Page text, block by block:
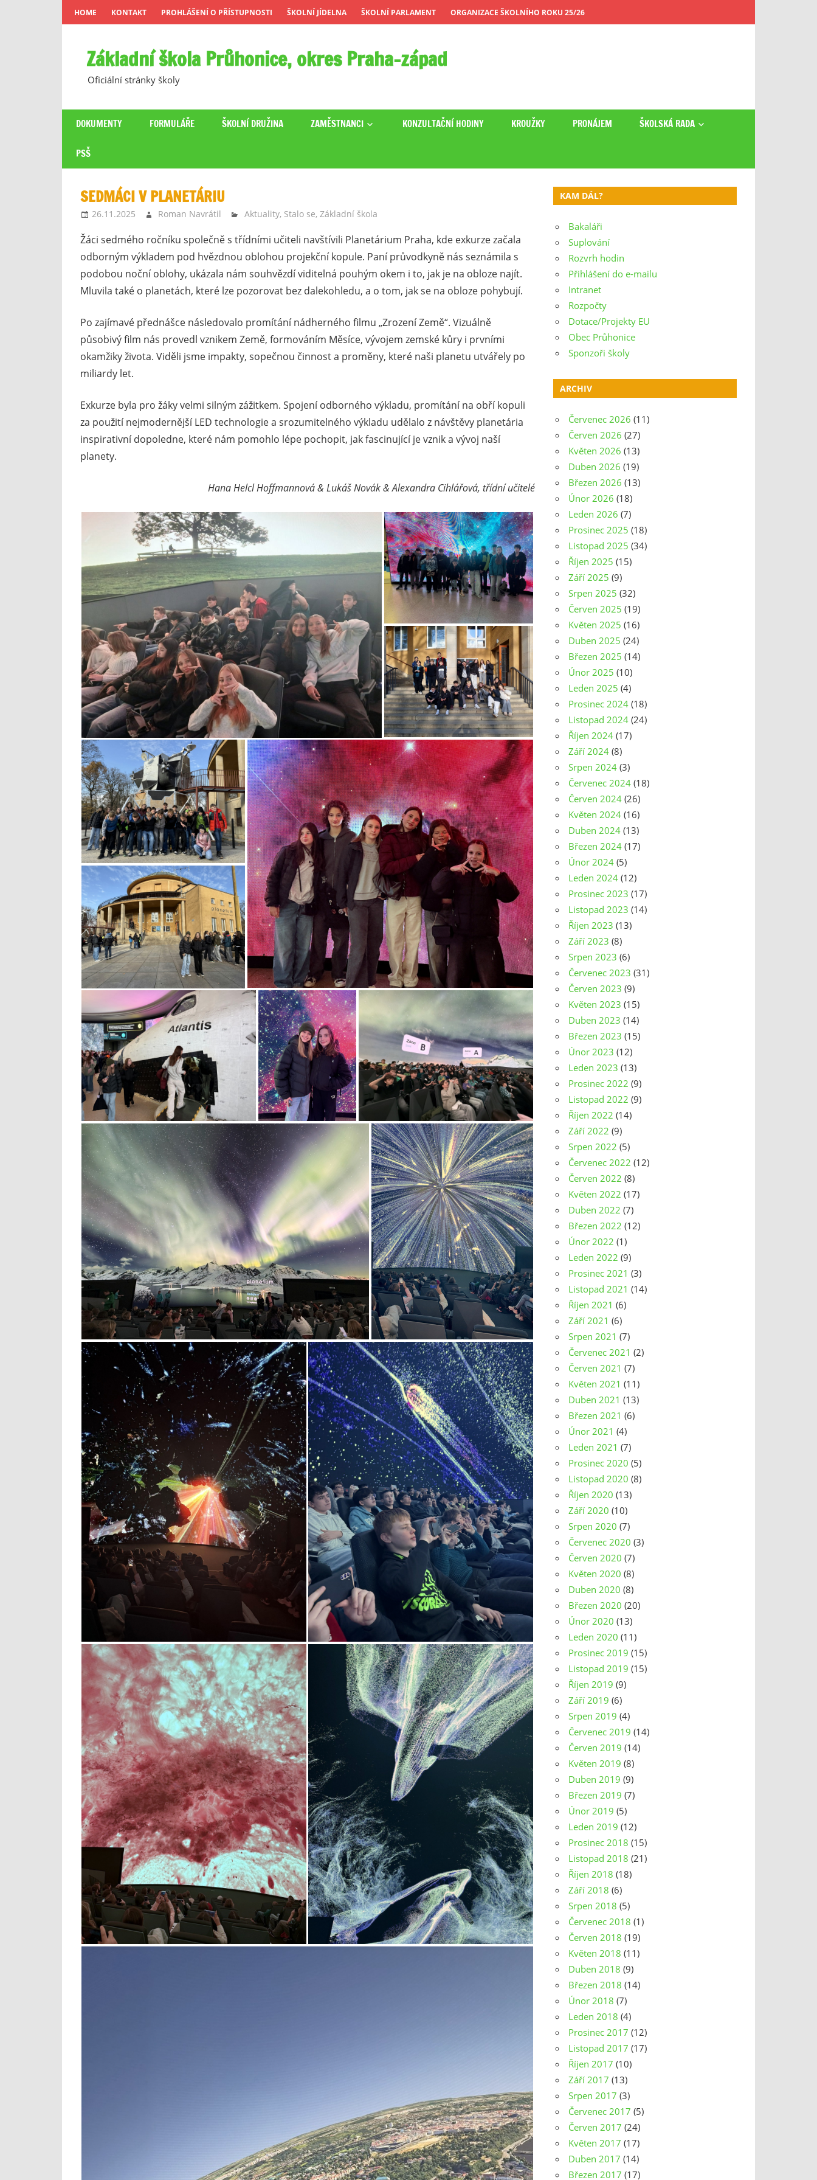
Skip
to
HOME KONTAKT PROHLÁŠENÍ O PŘÍSTUPNOSTI ŠKOLNÍ JÍDELNA ŠKOLNÍ PARLAMENT ORGANIZACE ŠKOLNÍHO ROKU 25/26
Základní škola Průhonice, okres Praha-západ
Oficiální stránky školy
DOKUMENTY FORMULÁŘE ŠKOLNÍ DRUŽINA ZAMĚSTNANCI KONZULTAČNÍ HODINY KROUŽKY PRONÁJEM ŠKOLSKÁ RADA
PSŠ
SEDMÁCI V PLANETÁRIU
26.11.2025 Roman Navrátil Aktuality, Stalo se, Základní škola
Žáci sedmého ročníku společně s třídními učiteli navštívili Planetárium Praha, kde exkurze začala
odborným výkladem pod hvězdnou oblohou projekční kopule. Paní průvodkyně nás seznámila s
podobou noční oblohy, ukázala nám souhvězdí viditelná pouhým okem i to, jak je na obloze najít.
Mluvila také o planetách, které lze pozorovat bez dalekohledu, a o tom, jak se na obloze pohybují.
Po zajímavé přednášce následovalo promítání nádherného filmu „Zrození Země“. Vizuálně
působivý film nás provedl vznikem Země, formováním Měsíce, vývojem zemské kůry i prvními
okamžiky života. Viděli jsme impakty, sopečnou činnost a proměny, které naši planetu utvářely po
miliardy let.
Exkurze byla pro žáky velmi silným zážitkem. Spojení odborného výkladu, promítání na obří kopuli
za použití nejmodernější LED technologie a srozumitelného výkladu udělalo z návštěvy planetária
inspirativní dopoledne, které nám pomohlo lépe pochopit, jak fascinující je vznik a vývoj naší
planety.
Hana Helcl Hoffmannová & Lukáš Novák & Alexandra Cihlářová, třídní učitelé
KAM DÁL?
Bakaláři
Suplování
Rozvrh hodin
Přihlášení do e-mailu
Intranet
Rozpočty
Dotace/Projekty EU
Obec Průhonice
Sponzoři školy
ARCHIV
Červenec 2026 (11)
Červen 2026 (27)
Květen 2026 (13)
Duben 2026 (19)
Březen 2026 (13)
Únor 2026 (18)
Leden 2026 (7)
Prosinec 2025 (18)
Listopad 2025 (34)
Říjen 2025 (15)
Září 2025 (9)
Srpen 2025 (32)
Červen 2025 (19)
Květen 2025 (16)
Duben 2025 (24)
Březen 2025 (14)
Únor 2025 (10)
Leden 2025 (4)
Prosinec 2024 (18)
Listopad 2024 (24)
Říjen 2024 (17)
Září 2024 (8)
Srpen 2024 (3)
Červenec 2024 (18)
Červen 2024 (26)
Květen 2024 (16)
Duben 2024 (13)
Březen 2024 (17)
Únor 2024 (5)
Leden 2024 (12)
Prosinec 2023 (17)
Listopad 2023 (14)
Říjen 2023 (13)
Září 2023 (8)
Srpen 2023 (6)
Červenec 2023 (31)
Červen 2023 (9)
Květen 2023 (15)
Duben 2023 (14)
Březen 2023 (15)
Únor 2023 (12)
Leden 2023 (13)
Prosinec 2022 (9)
Listopad 2022 (9)
Říjen 2022 (14)
Září 2022 (9)
Srpen 2022 (5)
Červenec 2022 (12)
Červen 2022 (8)
Květen 2022 (17)
Duben 2022 (7)
Březen 2022 (12)
Únor 2022 (1)
Leden 2022 (9)
Prosinec 2021 (3)
Listopad 2021 (14)
Říjen 2021 (6)
Září 2021 (6)
Srpen 2021 (7)
Červenec 2021 (2)
Červen 2021 (7)
Květen 2021 (11)
Duben 2021 (13)
Březen 2021 (6)
Únor 2021 (4)
Leden 2021 (7)
Prosinec 2020 (5)
Listopad 2020 (8)
Říjen 2020 (13)
Září 2020 (10)
Srpen 2020 (7)
Červenec 2020 (3)
Červen 2020 (7)
Květen 2020 (8)
Duben 2020 (8)
Březen 2020 (20)
Únor 2020 (13)
Leden 2020 (11)
Prosinec 2019 (15)
Listopad 2019 (15)
Říjen 2019 (9)
Září 2019 (6)
Srpen 2019 (4)
Červenec 2019 (14)
Červen 2019 (14)
Květen 2019 (8)
Duben 2019 (9)
Březen 2019 (7)
Únor 2019 (5)
Leden 2019 (12)
Prosinec 2018 (15)
Listopad 2018 (21)
Říjen 2018 (18)
Září 2018 (6)
Srpen 2018 (5)
Červenec 2018 (1)
Červen 2018 (19)
Květen 2018 (11)
Duben 2018 (9)
Březen 2018 (14)
Únor 2018 (7)
Leden 2018 (4)
Prosinec 2017 (12)
Listopad 2017 (17)
Říjen 2017 (10)
Září 2017 (13)
Srpen 2017 (3)
Červenec 2017 (5)
Červen 2017 (24)
Květen 2017 (17)
Duben 2017 (14)
Březen 2017 (17)